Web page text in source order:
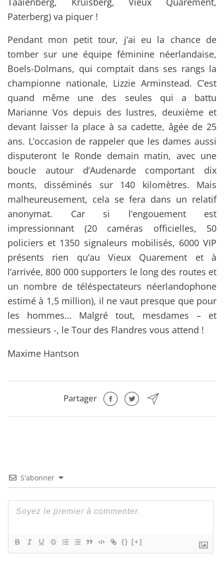
Paterberg) va piquer !
Pendant mon petit tour, j’ai eu la chance de
tomber sur une équipe féminine néerlandaise,
Boels-Dolmans, qui comptait dans ses rangs la
championne nationale, Lizzie Arminstead. C’est
quand même une des seules qui a battu
Marianne Vos depuis des lustres, deuxième et
devant laisser la place à sa cadette, âgée de 25
ans. L’occasion de rappeler que les dames aussi
disputeront le Ronde demain matin, avec une
boucle autour d’Audenarde comportant dix
monts, disséminés sur 140 kilomètres. Mais
malheureusement, cela se fera dans un relatif
anonymat. Car si l’engouement est
impressionnant (20 caméras officielles, 50
policiers et 1350 signaleurs mobilisés, 6000 VIP
présents rien qu’au Vieux Quarement et à
l’arrivée, 800 000 supporters le long des routes et
un nombre de téléspectateurs néerlandophone
estimé à 1,5 million), il ne vaut presque que pour
les hommes… Malgré tout, mesdames – et
messieurs -, le Tour des Flandres vous attend !
Maxime Hantson
Partager
S'abonner
{} [+]